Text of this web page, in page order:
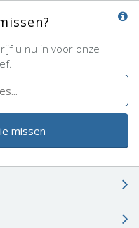
u nu in voor onze
missen